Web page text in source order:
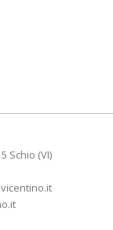
Schio (VI)